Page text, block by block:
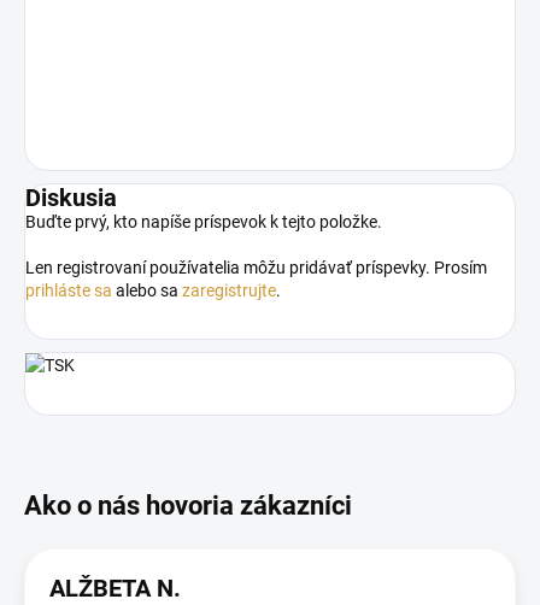
Diskusia
Buďte prvý, kto napíše príspevok k tejto položke.
Len registrovaní používatelia môžu pridávať príspevky. Prosím
prihláste sa alebo sa zaregistrujte.
ALŽBETA N.